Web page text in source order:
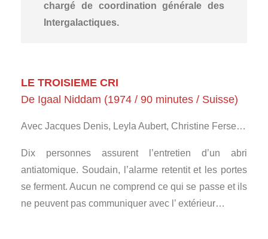
chargé de coordination générale des
Intergalactiques.
LE TROISIEME CRI
De Igaal Niddam (1974 / 90 minutes / Suisse)
Avec Jacques Denis, Leyla Aubert, Christine Ferse…
Dix personnes assurent l’entretien d’un abri
antiatomique. Soudain, l’alarme retentit et les portes
se ferment. Aucun ne comprend ce qui se passe et ils
ne peuvent pas communiquer avec l’ extérieur…